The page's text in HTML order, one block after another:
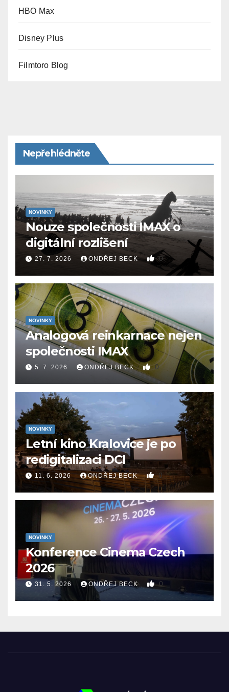
HBO Max
Disney Plus
Filmtoro Blog
Nepřehlédněte
NOVINKY
Nouze společnosti IMAX o
digitální rozlišení
27. 7. 2026 ONDŘEJ BECK 0
NOVINKY
Analogová reinkarnace nejen
společnosti IMAX
5. 7. 2026 ONDŘEJ BECK 0
NOVINKY
Letní kino Kralovice je po
redigitalizaci DCI
11. 6. 2026 ONDŘEJ BECK 0
NOVINKY
Konference Cinema Czech
2026
31. 5. 2026 ONDŘEJ BECK 0